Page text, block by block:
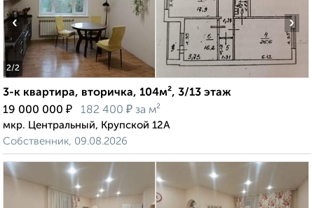
2/2
‹ ›
3-к квартира, вторичка, 104м², 3/13 этаж
19 000 000 ₽ 182 400 ₽ за м²
мкр. Центральный, Крупской 12А
Собственник, 09.08.2026